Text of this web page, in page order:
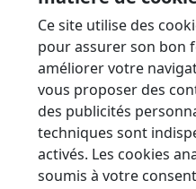
La question n’est donc
de vie du matériau,
protection attendu
enveloppe.
Ce site utilise des
pour assurer son bon
améliorer votre
vous proposer des
des publicités
techniques sont
activés. Les cookies
soumis à votre